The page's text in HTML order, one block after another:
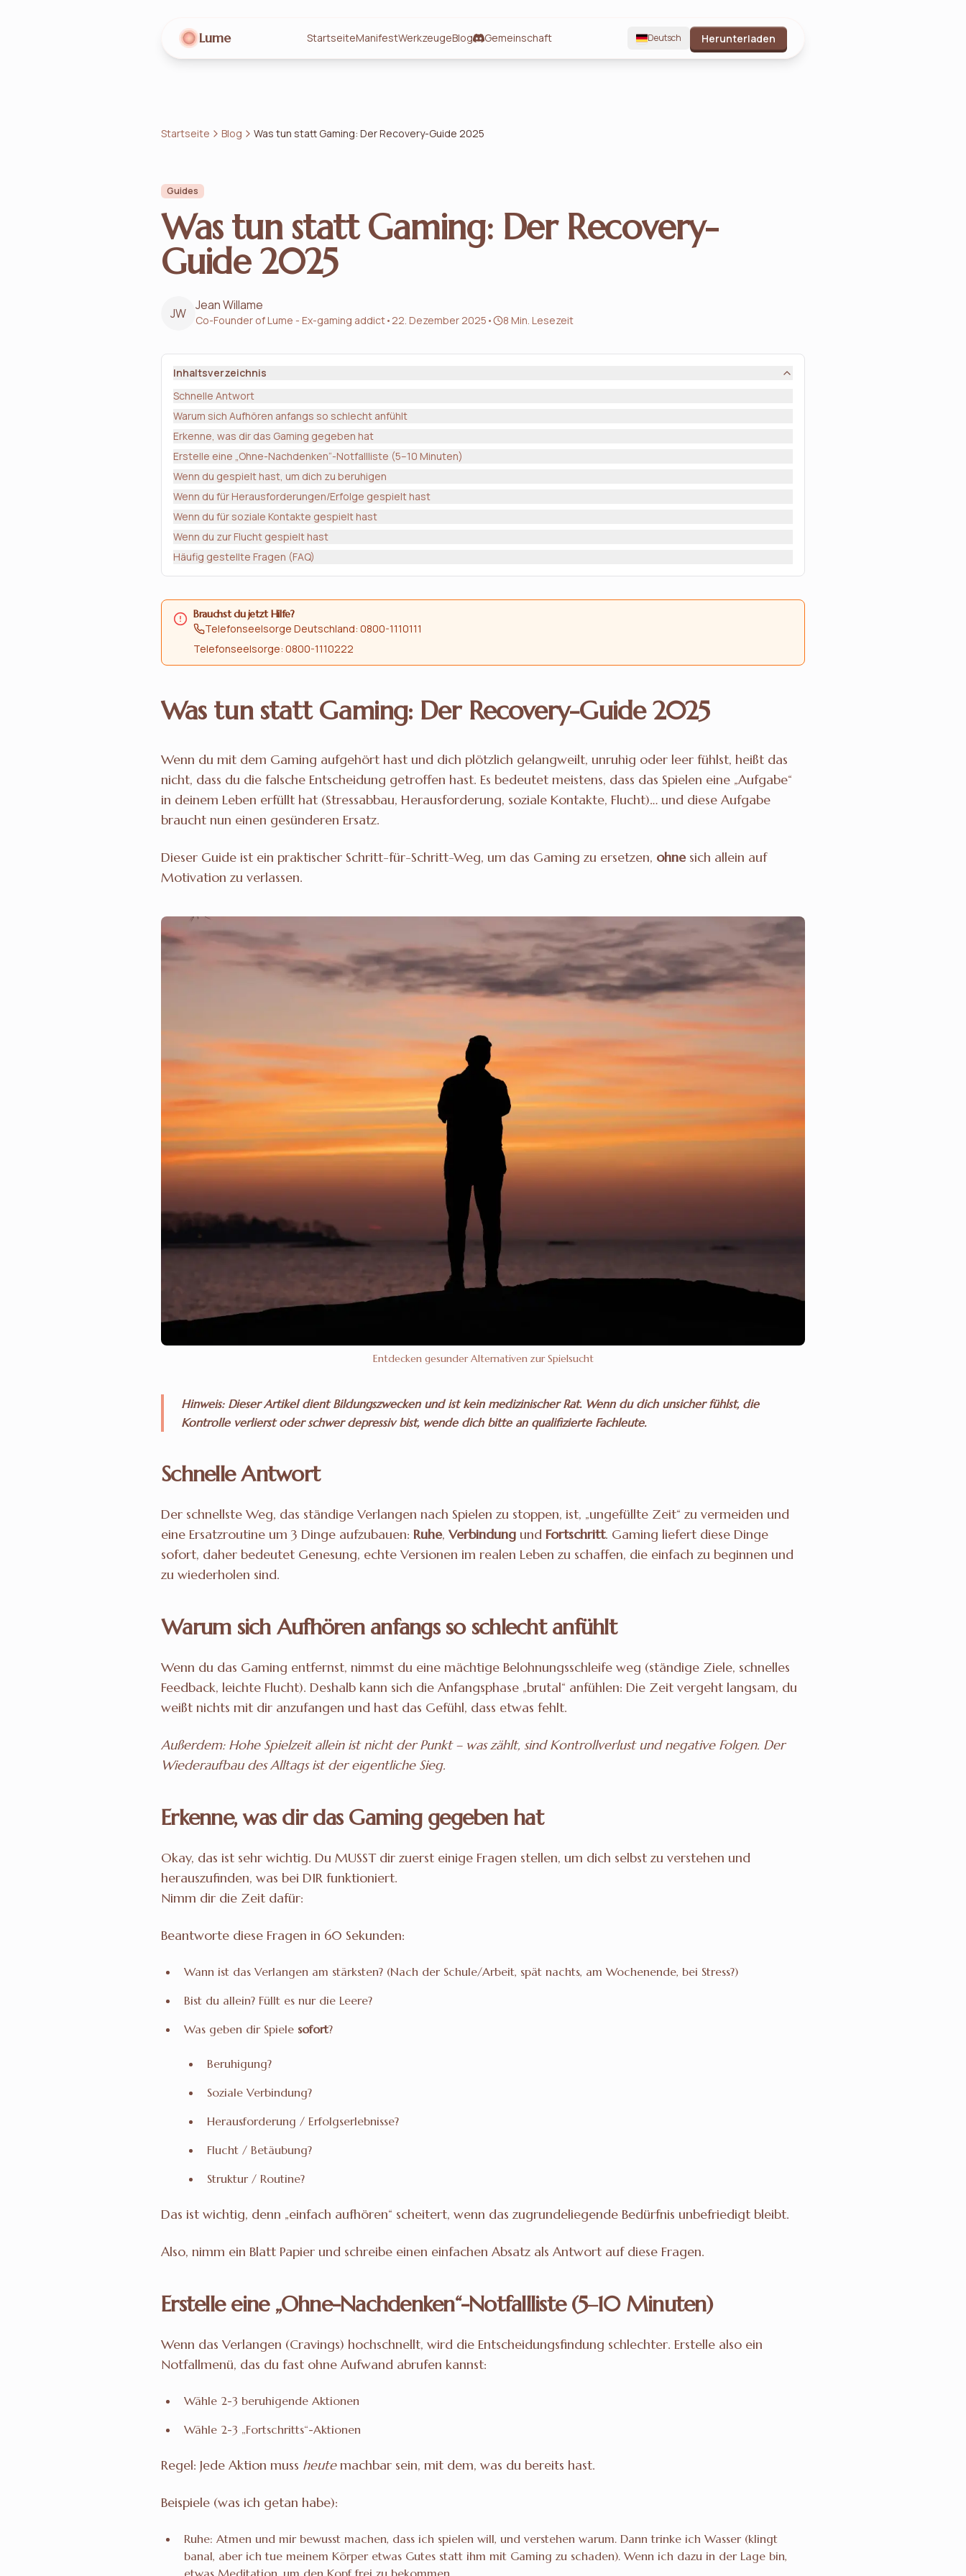
Lume StartseiteManifestWerkzeugeBlog Gemeinschaft Deutsch Herunterladen
Startseite Blog Was tun statt Gaming: Der Recovery-Guide 2025
Guides
Was tun statt Gaming: Der Recovery-
Guide 2025
JW
Jean Willame
Co-Founder of Lume - Ex-gaming addict•22. Dezember 2025 • 8 Min. Lesezeit
Inhaltsverzeichnis
Schnelle Antwort
Warum sich Aufhören anfangs so schlecht anfühlt
Erkenne, was dir das Gaming gegeben hat
Erstelle eine „Ohne-Nachdenken“-Notfallliste (5–10 Minuten)
Wenn du gespielt hast, um dich zu beruhigen
Wenn du für Herausforderungen/Erfolge gespielt hast
Wenn du für soziale Kontakte gespielt hast
Wenn du zur Flucht gespielt hast
Häufig gestellte Fragen (FAQ)
Brauchst du jetzt Hilfe?
Telefonseelsorge Deutschland: 0800-1110111
Telefonseelsorge: 0800-1110222
Was tun statt Gaming: Der Recovery-Guide 2025
Wenn du mit dem Gaming aufgehört hast und dich plötzlich gelangweilt, unruhig oder leer fühlst, heißt das
nicht, dass du die falsche Entscheidung getroffen hast. Es bedeutet meistens, dass das Spielen eine „Aufgabe“
in deinem Leben erfüllt hat (Stressabbau, Herausforderung, soziale Kontakte, Flucht)… und diese Aufgabe
braucht nun einen gesünderen Ersatz.
Dieser Guide ist ein praktischer Schritt-für-Schritt-Weg, um das Gaming zu ersetzen, ohnesich allein auf
Motivation zu verlassen.
Entdecken gesunder Alternativen zur Spielsucht
Hinweis: Dieser Artikel dient Bildungszwecken und ist kein medizinischer Rat. Wenn du dich unsicher fühlst, die
Kontrolle verlierst oder schwer depressiv bist, wende dich bitte an qualifizierte Fachleute.
Schnelle Antwort
Der schnellste Weg, das ständige Verlangen nach Spielen zu stoppen, ist, „ungefüllte Zeit“ zu vermeiden und
eine Ersatzroutine um 3 Dinge aufzubauen: Ruhe, Verbindung und Fortschritt. Gaming liefert diese Dinge
sofort, daher bedeutet Genesung, echte Versionen im realen Leben zu schaffen, die einfach zu beginnen und
zu wiederholen sind.
Warum sich Aufhören anfangs so schlecht anfühlt
Wenn du das Gaming entfernst, nimmst du eine mächtige Belohnungsschleife weg (ständige Ziele, schnelles
Feedback, leichte Flucht). Deshalb kann sich die Anfangsphase „brutal“ anfühlen: Die Zeit vergeht langsam, du
weißt nichts mit dir anzufangen und hast das Gefühl, dass etwas fehlt.
Außerdem: Hohe Spielzeit allein ist nicht der Punkt – was zählt, sind Kontrollverlust und negative Folgen. Der
Wiederaufbau des Alltags ist der eigentliche Sieg.
Erkenne, was dir das Gaming gegeben hat
Okay, das ist sehr wichtig. Du MUSST dir zuerst einige Fragen stellen, um dich selbst zu verstehen und
herauszufinden, was bei DIR funktioniert.
Nimm dir die Zeit dafür:
Beantworte diese Fragen in 60 Sekunden:
Wann ist das Verlangen am stärksten? (Nach der Schule/Arbeit, spät nachts, am Wochenende, bei Stress?)
Bist du allein? Füllt es nur die Leere?
Was geben dir Spiele sofort?
Beruhigung?
Soziale Verbindung?
Herausforderung / Erfolgserlebnisse?
Flucht / Betäubung?
Struktur / Routine?
Das ist wichtig, denn „einfach aufhören“ scheitert, wenn das zugrundeliegende Bedürfnis unbefriedigt bleibt.
Also, nimm ein Blatt Papier und schreibe einen einfachen Absatz als Antwort auf diese Fragen.
Erstelle eine „Ohne-Nachdenken“-Notfallliste (5–10 Minuten)
Wenn das Verlangen (Cravings) hochschnellt, wird die Entscheidungsfindung schlechter. Erstelle also ein
Notfallmenü, das du fast ohne Aufwand abrufen kannst:
Wähle 2-3 beruhigende Aktionen
Wähle 2-3 „Fortschritts“-Aktionen
Regel: Jede Aktion muss heutemachbar sein, mit dem, was du bereits hast.
Beispiele (was ich getan habe):
Ruhe: Atmen und mir bewusst machen, dass ich spielen will, und verstehen warum. Dann trinke ich Wasser (klingt
banal, aber ich tue meinem Körper etwas Gutes statt ihm mit Gaming zu schaden). Wenn ich dazu in der Lage bin,